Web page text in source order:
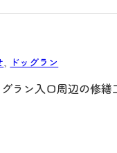
ドッグラン
ラン入口周辺の修